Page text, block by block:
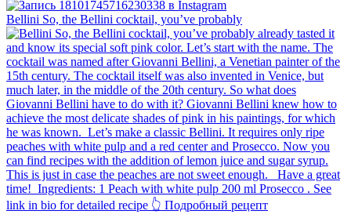
Bellini⁠ So, the Bellini cocktail, you’ve probably